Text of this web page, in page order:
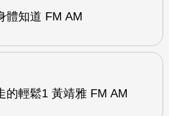
體知道 FM AM
的輕鬆1 黃靖雅 FM AM